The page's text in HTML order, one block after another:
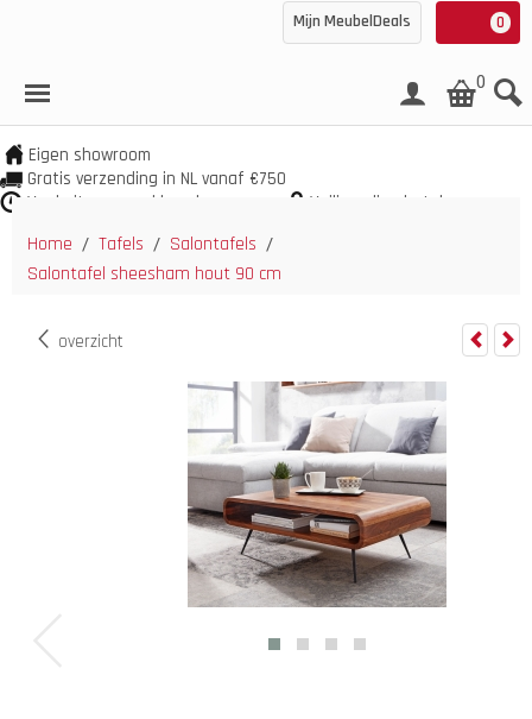
0
Mijn MeubelDeals
0
Eigen showroom
Gratis verzending in NL vanaf €750
Veel uit voorraad leverbaar
Veilig online betalen
Home / Tafels / Salontafels /
Salontafel sheesham hout 90 cm
overzicht